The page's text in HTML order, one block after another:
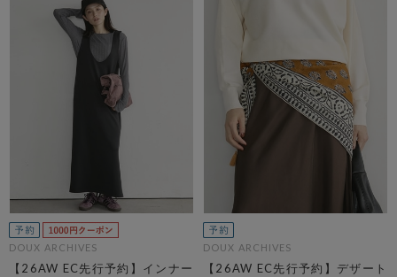
DOUX ARCHIVES
【26AW EC先行予約】インナー
DOUX ARCHIVES
【26AW EC先行予約】デザート